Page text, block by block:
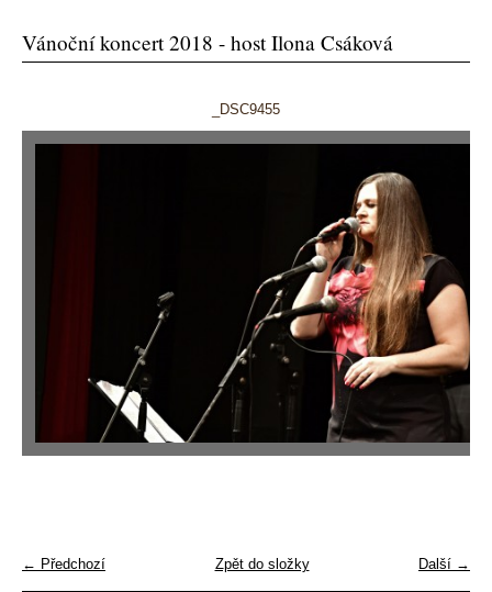
Vánoční koncert 2018 - host Ilona Csáková
_DSC9455
← Předchozí Další →
Zpět do složky